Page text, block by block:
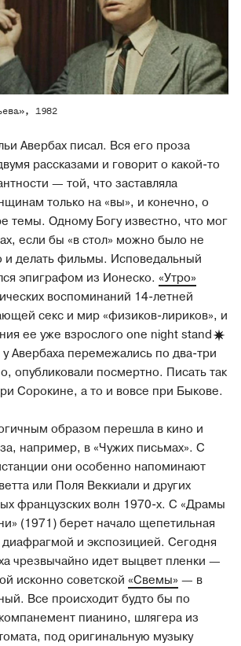
1982
Авербах писал. Вся его проза
рассказами и говорит о какой-то
— той, что заставляла
только на «вы», и конечно, о
темы. Одному Богу известно, что мог
если бы «в стол» можно было не
и делать фильмы. Исповедальный
эпиграфом из Ионеско. «Утро»
воспоминаний 14-летней
секс и мир «физиков-лириков», и
ее уже взрослого one nightstand
Авербаха перемежались по два-три
опубликовали посмертно. Писать так
Сорокине, а то и вовсе при Быкове.
образом перешла в кино и
например, в «Чужих письмах». С
они особенно напоминают
или Поля Веккиали и других
французских волн 1970-х. С «Драмы
(1971) берет начало щепетильная
и экспозицией. Сегодня
чрезвычайно идет выцвет пленки —
исконно советской «Свемы» — в
Все происходит будто бы по
пианино, шлягера из
под оригинальную музыку